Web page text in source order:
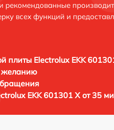
рекомендованные
всех функций и
плиты Electrolux EKK
желанию
EKK 601301 X от 35